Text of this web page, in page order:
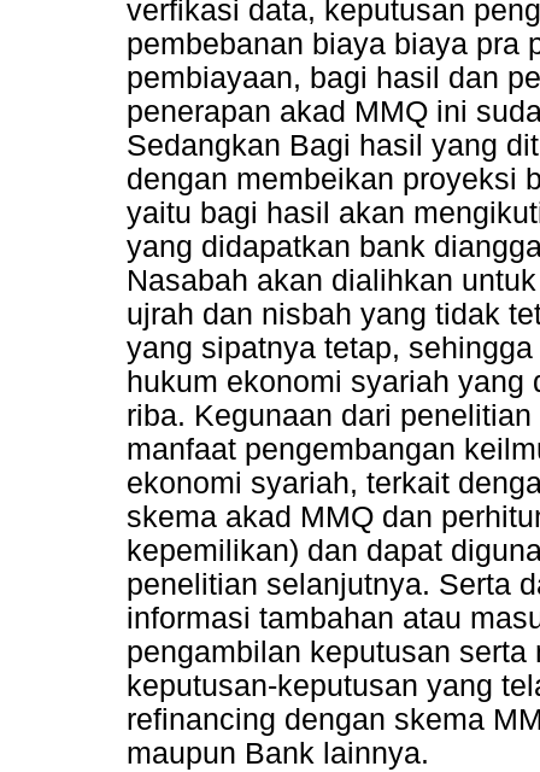
verfikasi data, keputusan
pembebanan biaya biaya pra
pembiayaan, bagi hasil dan
penerapan akad MMQ ini
Sedangkan Bagi hasil yang
dengan membeikan proyeksi
yaitu bagi hasil akan
yang didapatkan bank
Nasabah akan dialihkan
ujrah dan nisbah yang tidak
yang sipatnya tetap,
hukum ekonomi syariah
riba. Kegunaan dari
manfaat pengembangan
ekonomi syariah, terkait
skema akad MMQ dan
kepemilikan) dan dapat
penelitian selanjutnya. Serta
informasi tambahan atau
pengambilan keputusan
keputusan-keputusan yang
refinancing dengan skema
maupun Bank lainnya.